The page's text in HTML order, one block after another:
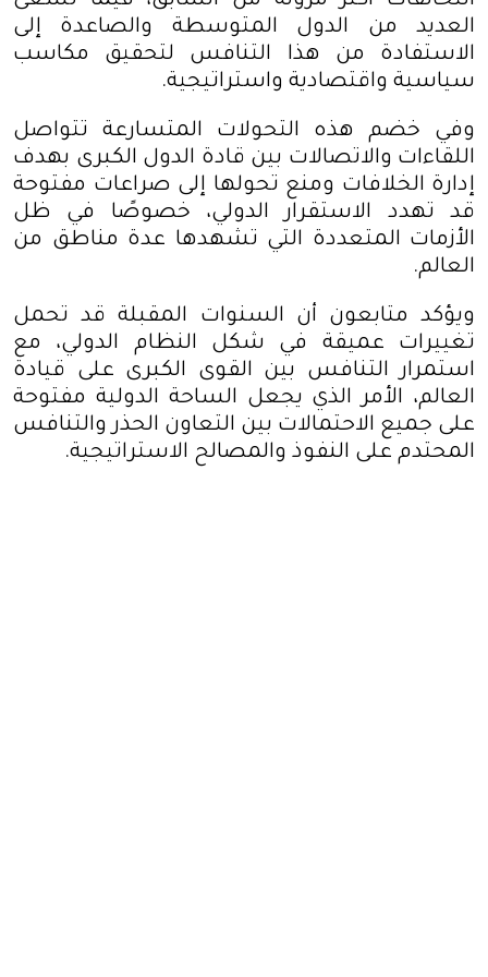
العديد من الدول المتوسطة والصاعدة إلى
الاستفادة من هذا التنافس لتحقيق مكاسب
سياسية واقتصادية واستراتيجية.
وفي خضم هذه التحولات المتسارعة تتواصل
اللقاءات والاتصالات بين قادة الدول الكبرى بهدف
إدارة الخلافات ومنع تحولها إلى صراعات مفتوحة
قد تهدد الاستقرار الدولي، خصوصًا في ظل
الأزمات المتعددة التي تشهدها عدة مناطق من
العالم.
ويؤكد متابعون أن السنوات المقبلة قد تحمل
تغييرات عميقة في شكل النظام الدولي، مع
استمرار التنافس بين القوى الكبرى على قيادة
العالم، الأمر الذي يجعل الساحة الدولية مفتوحة
على جميع الاحتمالات بين التعاون الحذر والتنافس
المحتدم على النفوذ والمصالح الاستراتيجية.